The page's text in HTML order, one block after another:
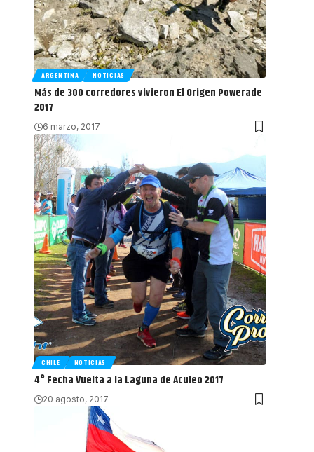
ARGENTINA NOTICIAS
Más de 300 corredores vivieron El Origen Powerade
2017
6 marzo, 2017
CHILE NOTICIAS
4° Fecha Vuelta a la Laguna de Aculeo 2017
20 agosto, 2017